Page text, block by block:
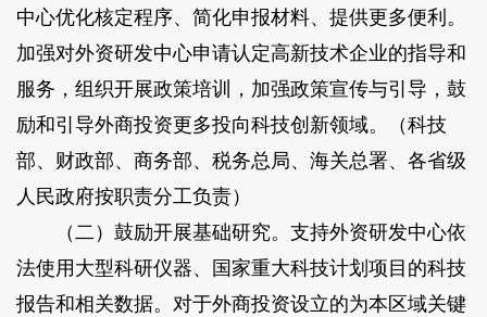
中心优化核定程序、简化申报材料、提供更多便利。
加强对外资研发中心申请认定高新技术企业的指导和
服务，组织开展政策培训，加强政策宣传与引导，鼓
励和引导外商投资更多投向科技创新领域。（科技
部、财政部、商务部、税务总局、海关总署、各省级
人民政府按职责分工负责）
（二）鼓励开展基础研究。支持外资研发中心依
法使用大型科研仪器、国家重大科技计划项目的科技
报告和相关数据。对于外商投资设立的为本区域关键